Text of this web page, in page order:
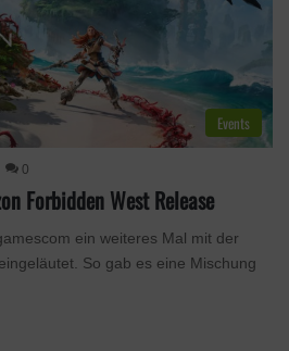
Events
0
Forbidden West Release
ein weiteres Mal mit der
So gab es eine Mischung